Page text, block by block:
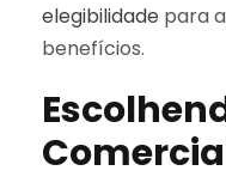
elegibilidade para
benefícios.